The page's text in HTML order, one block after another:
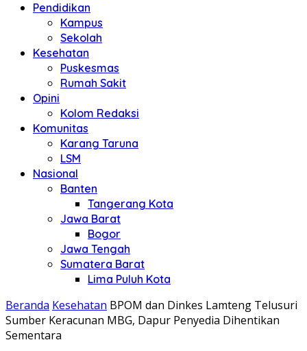
Pendidikan
Kampus
Sekolah
Kesehatan
Puskesmas
Rumah Sakit
Opini
Kolom Redaksi
Komunitas
Karang Taruna
LSM
Nasional
Banten
Tangerang Kota
Jawa Barat
Bogor
Jawa Tengah
Sumatera Barat
Lima Puluh Kota
Beranda Kesehatan BPOM dan Dinkes Lamteng Telusuri
Sumber Keracunan MBG, Dapur Penyedia Dihentikan
Sementara